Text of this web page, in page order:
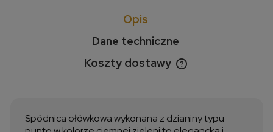
Opis
Dane techniczne
Koszty dostawy
Cena nie zawiera ewentualnych kosztów płatności
Spódnica ołówkowa wykonana z dzianiny typu